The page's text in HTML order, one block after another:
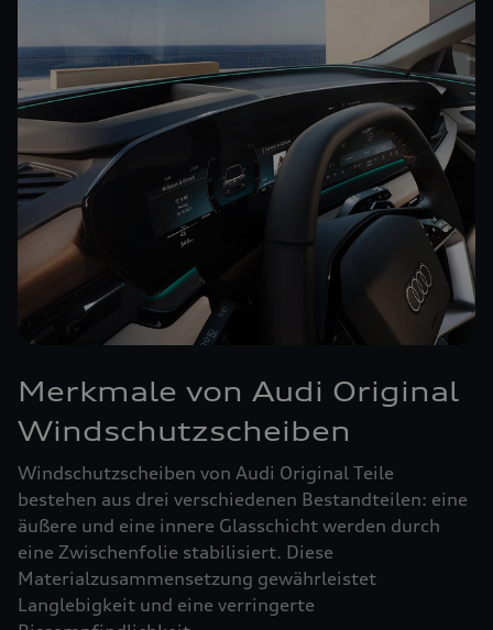
Merkmale von Audi Original
Windschutzscheiben
Windschutzscheiben von Audi Original Teile
bestehen aus drei verschiedenen Bestandteilen: eine
äußere und eine innere Glasschicht werden durch
eine Zwischenfolie stabilisiert. Diese
Materialzusammensetzung gewährleistet
Langlebigkeit und eine verringerte